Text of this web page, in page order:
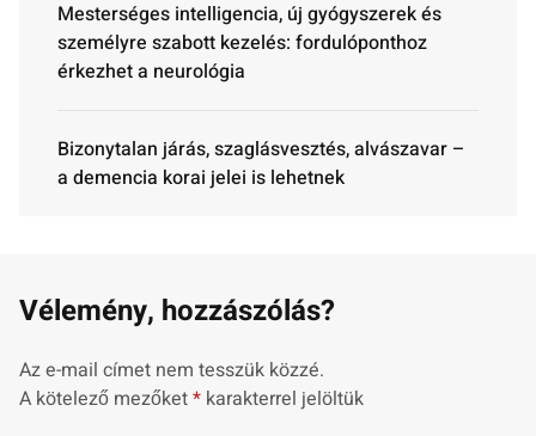
Mesterséges intelligencia, új gyógyszerek és
személyre szabott kezelés: fordulóponthoz
érkezhet a neurológia
Bizonytalan járás, szaglásvesztés, alvászavar –
a demencia korai jelei is lehetnek
Vélemény, hozzászólás?
Az e-mail címet nem tesszük közzé.
A kötelező mezőket* karakterrel jelöltük